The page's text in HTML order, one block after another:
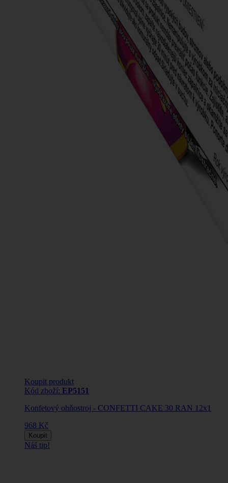
Koupit produkt
Kód zboží: EP5151
Konfetový ohňostroj - CONFETTI CAKE 30 RAN 12x1
968 Kč
Koupit
Náš tip!